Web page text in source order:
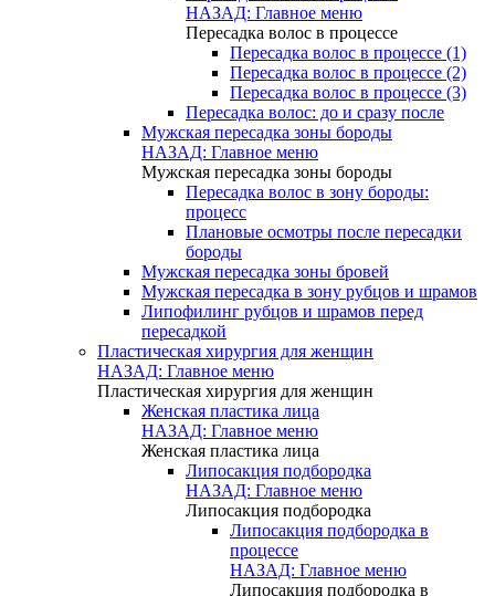
НАЗАД: Главное меню
Пересадка волос в процессе
Пересадка волос в процессе (1)
Пересадка волос в процессе (2)
Пересадка волос в процессе (3)
Пересадка волос: до и сразу после
Мужская пересадка зоны бороды
НАЗАД: Главное меню
Мужская пересадка зоны бороды
Пересадка волос в зону бороды:
процесс
Плановые осмотры после пересадки
бороды
Мужская пересадка зоны бровей
Мужская пересадка в зону рубцов и шрамов
Липофилинг рубцов и шрамов перед
пересадкой
Пластическая хирургия для женщин
НАЗАД: Главное меню
Пластическая хирургия для женщин
Женская пластика лица
НАЗАД: Главное меню
Женская пластика лица
Липосакция подбородка
НАЗАД: Главное меню
Липосакция подбородка
Липосакция подбородка в
процессе
НАЗАД: Главное меню
Липосакция подбородка в